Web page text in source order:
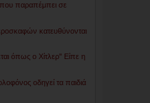
παραπέμπει σε
κατευθύνονται
όπως ο Χίτλερ" Είπε η
οδηγεί τα παιδιά